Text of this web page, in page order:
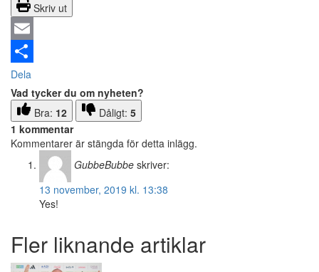
Skriv ut
Email
Dela
Vad tycker du om nyheten?
Bra: 12 Dåligt: 5
1 kommentar
Kommentarer är stängda för detta inlägg.
GubbeBubbe skriver:
13 november, 2019 kl. 13:38
Yes!
Fler liknande artiklar